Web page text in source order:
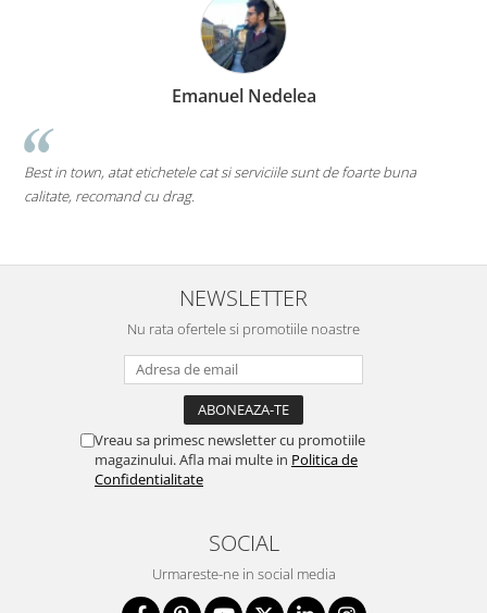
cat si serviciile sunt de foarte buna
pe toate....chiar si pe cele
NEWSLETTER
Nu rata ofertele si promotiile noastre
Vreau sa primesc newsletter cu promotiile
magazinului. Afla mai multe in Politica de
Confidentialitate
SOCIAL
Urmareste-ne in social media